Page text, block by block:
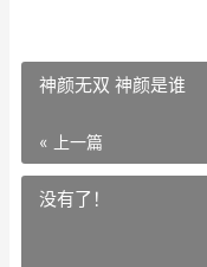
神颜无双 神颜是谁
« 上一篇
没有了！